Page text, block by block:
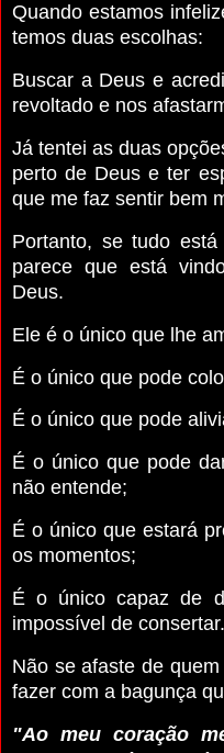
Quando estamos
temos duas escolhas:
Buscar a Deus e
revoltado e nos
Já tentei as duas
perto de Deus e ter
que me faz sentir bem
Portanto, se tudo
parece que está
Deus.
Ele é o único que lhe
É o único que pode
É o único que pode
É o único que pode
não entende;
É o único que estará
os momentos;
É o único capaz de
impossível de consertar.
Não se afaste de
fazer com a bagunça
"Ao meu coração